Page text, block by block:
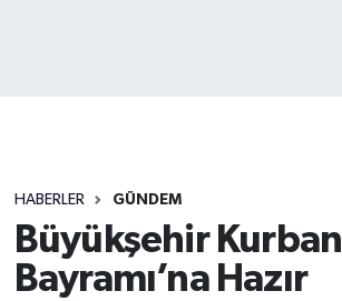
HABERLER GÜNDEM
Büyükşehir Kurban
Bayramı’na Hazır